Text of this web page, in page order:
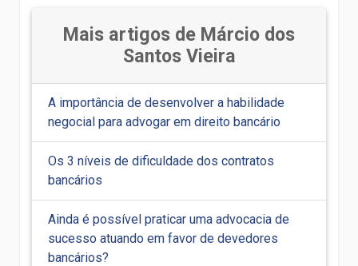
Mais artigos de Márcio dos
Santos Vieira
A importância de desenvolver a habilidade
negocial para advogar em direito bancário
Os 3 níveis de dificuldade dos contratos
bancários
Ainda é possível praticar uma advocacia de
sucesso atuando em favor de devedores
bancários?